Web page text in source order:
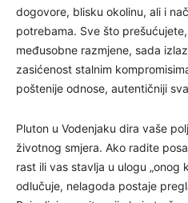
dogovore, blisku okolinu, ali i
potrebama. Sve što
međusobne razmjene, sada
zasićenost stalnim
poštenije odnose, autentičniji
Pluton u Vodenjaku dira vaše
životnog smjera. Ako radite
rast ili vas stavlja u ulogu „onog
odlučuje, nelagoda postaje